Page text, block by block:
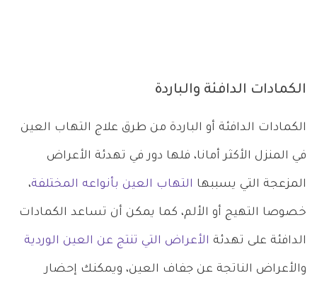
الكمادات الدافئة والباردة
الكمادات الدافئة أو الباردة من طرق علاج التهاب العين
في المنزل الأكثر أمانا، فلها دور في تهدئة الأعراض
المزعجة التي يسببها التهاب العين بأنواعه المختلفة،
خصوصا التهيج أو الألم، كما يمكن أن تساعد الكمادات
الدافئة على تهدئة الأعراض التي تنتج عن العين الوردية
والأعراض الناتجة عن جفاف العين، ويمكنك إحضار